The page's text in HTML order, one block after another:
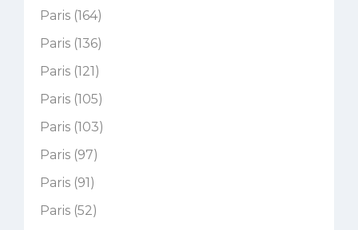
Paris (164)
Paris (136)
Paris (121)
Paris (105)
Paris (103)
Paris (97)
Paris (91)
Paris (52)